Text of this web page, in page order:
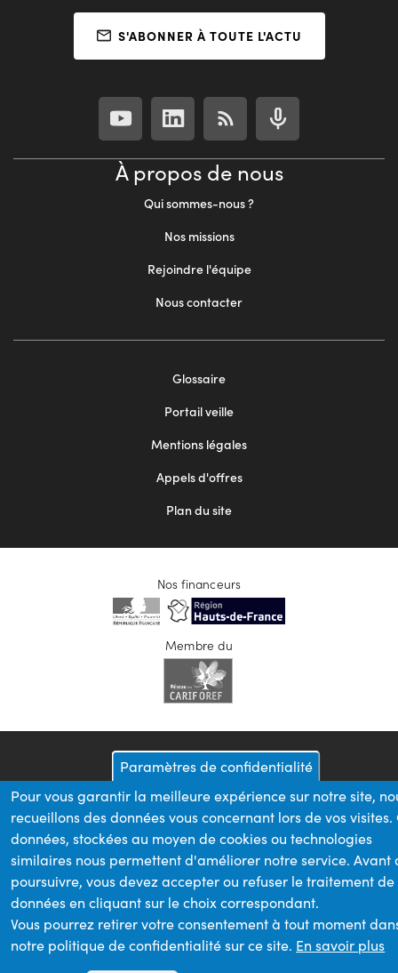
S'ABONNER À TOUTE L'ACTU
À propos de nous
Qui sommes-nous ?
Nos missions
Rejoindre l'équipe
Nous contacter
Glossaire
Portail veille
Mentions légales
Appels d'offres
Plan du site
Nos financeurs
Membre du
Paramètres de confidentialité
Pour vous garantir la meilleure expérience sur notre site,
recueillons des données vous concernant lors de vos visites.
données, stockées au moyen de cookies ou technologies
similaires nous permettent d'améliorer notre service. Avant
poursuivre, vous devez accepter ou refuser le traitement de
données en cliquant sur le choix correspondant.
Vous pourrez retirer votre consentement à tout moment
notre politique de confidentialité sur ce site. En savoir plus